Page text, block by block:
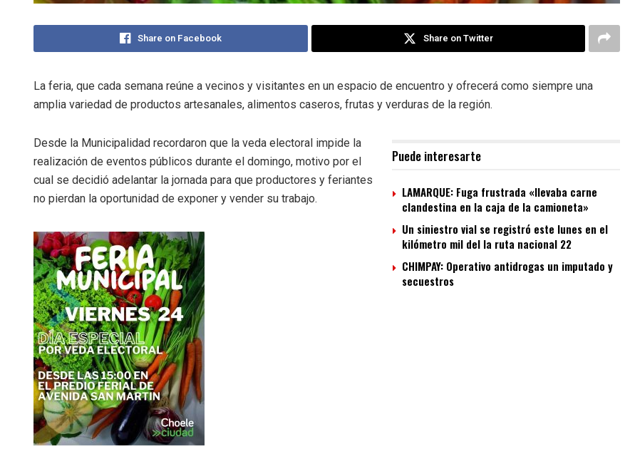
Share on Facebook Share on Twitter
La feria, que cada semana reúne a vecinos y visitantes en un espacio de encuentro y ofrecerá como siempre una
amplia variedad de productos artesanales, alimentos caseros, frutas y verduras de la región.
Puede interesarte
LAMARQUE: Fuga frustrada «llevaba carne
clandestina en la caja de la camioneta»
Un siniestro vial se registró este lunes en el
kilómetro mil del la ruta nacional 22
CHIMPAY: Operativo antidrogas un imputado y
secuestros
Desde la Municipalidad recordaron que la veda electoral impide la
realización de eventos públicos durante el domingo, motivo por el
cual se decidió adelantar la jornada para que productores y feriantes
no pierdan la oportunidad de exponer y vender su trabajo.